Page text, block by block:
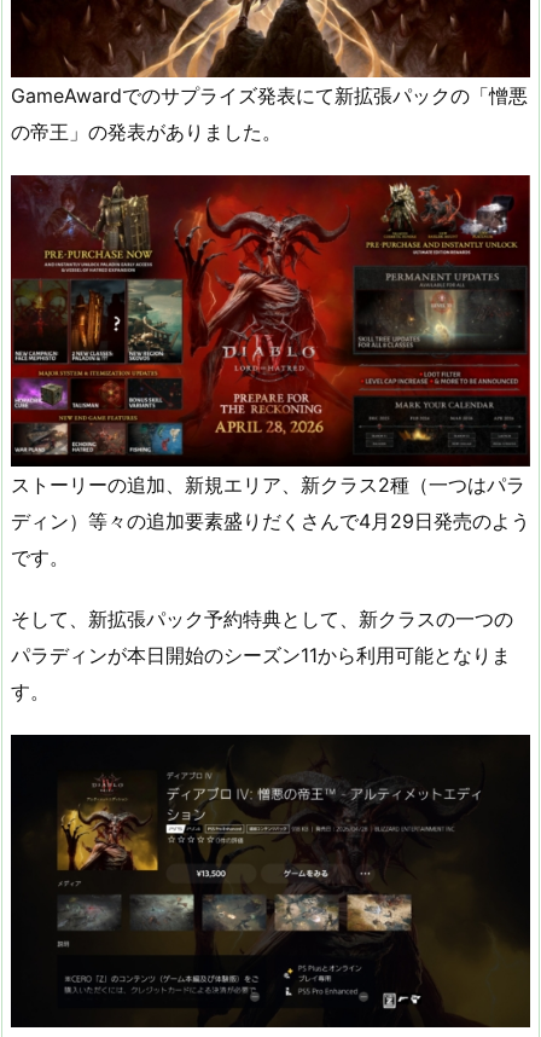
GameAwardでのサプライズ発表にて新拡張パックの「憎悪
の帝王」の発表がありました。
ストーリーの追加、新規エリア、新クラス2種（一つはパラ
ディン）等々の追加要素盛りだくさんで4月29日発売のよう
です。
そして、新拡張パック予約特典として、新クラスの一つの
パラディンが本日開始のシーズン11から利用可能となりま
す。